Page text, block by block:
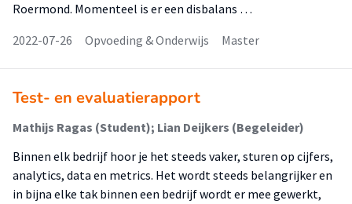
Roermond. Momenteel is er een disbalans …
2022-07-26
Opvoeding & Onderwijs Master
Test- en evaluatierapport
Mathijs Ragas (Student); Lian Deijkers (Begeleider)
Binnen elk bedrijf hoor je het steeds vaker, sturen op cijfers,
analytics, data en metrics. Het wordt steeds belangrijker en
in bijna elke tak binnen een bedrijf wordt er mee gewerkt,